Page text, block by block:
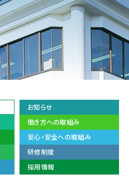
お知らせ
働き方への取組み
安心・安全への取組み
研修制度
採用情報